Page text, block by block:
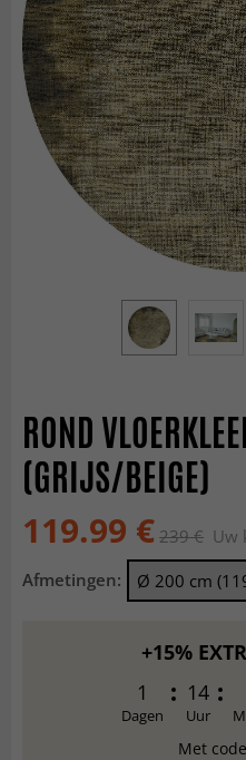
ROND
(GRIJS/BEIGE)
119.99 € 239 € Uw
Afmetingen:
+15%
1
Dagen
14
Uur
Met